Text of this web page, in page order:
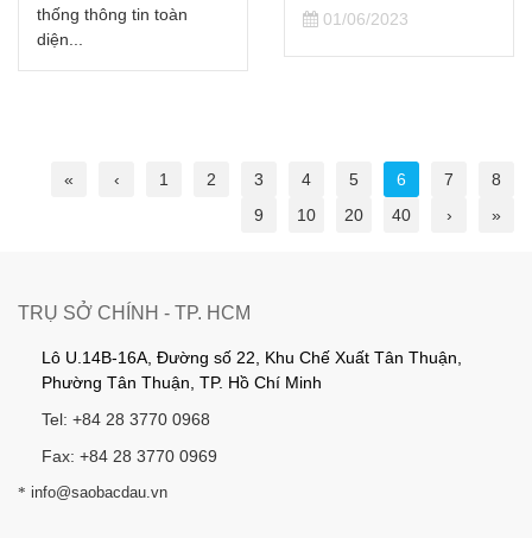
thống thông tin toàn
diện...
01/06/2023
« ‹ 1 2 3 4 5 6 7
8
9
10 20 40 › »
TRỤ SỞ CHÍNH - TP. HCM
Lô U.14B-16A, Đường số 22, Khu Chế Xuất Tân Thuận,
Phường Tân Thuận, TP. Hồ Chí Minh
Tel: +84 28 3770 0968
Fax: +84 28 3770 0969
* info@saobacdau.vn